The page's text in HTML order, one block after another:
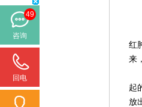
红
来
起
放
49
咨询
回电